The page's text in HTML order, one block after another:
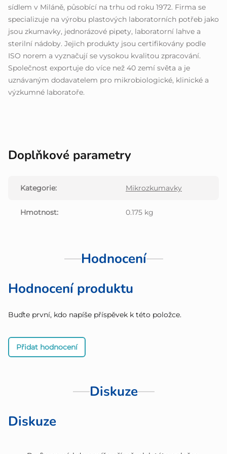
sídlem v Miláně, působící na trhu od roku 1972. Firma se
specializuje na výrobu plastových laboratorních potřeb jako
jsou zkumavky, jednorázové pipety, laboratorní lahve a
sterilní nádoby. Jejich produkty jsou certifikovány podle
ISO norem a vyznačují se vysokou kvalitou zpracování.
Společnost exportuje do více než 40 zemí světa a je
uznávaným dodavatelem pro mikrobiologické, klinické a
výzkumné laboratoře.
Doplňkové parametry
Kategorie: Mikrozkumavky
Hmotnost: 0.175 kg
Hodnocení
Hodnocení produktu
Buďte první, kdo napíše příspěvek k této položce.
Přidat hodnocení
Diskuze
Diskuze